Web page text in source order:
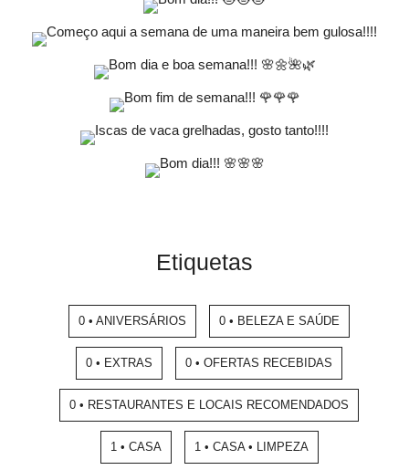
Etiquetas
0 • ANIVERSÁRIOS 0 • BELEZA E SAÚDE
0 • EXTRAS 0 • OFERTAS RECEBIDAS
0 • RESTAURANTES E LOCAIS RECOMENDADOS
1 • CASA 1 • CASA • LIMPEZA